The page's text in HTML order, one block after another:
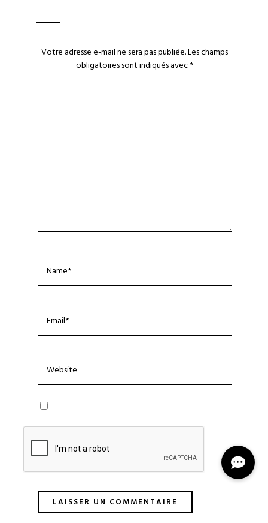
Votre adresse e-mail ne sera pas publiée.Les champs
obligatoires sont indiqués avec*